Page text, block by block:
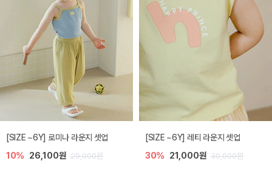
[SIZE ~6Y] 로미나 라운지 셋업
10% 26,100원 29,000원
[SIZE ~6Y] 레티 라운지 셋업
30% 21,000원 30,000원